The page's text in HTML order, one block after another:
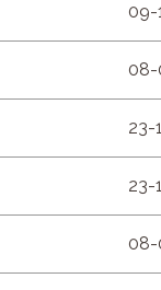
09-
08-
23-
23-
08-